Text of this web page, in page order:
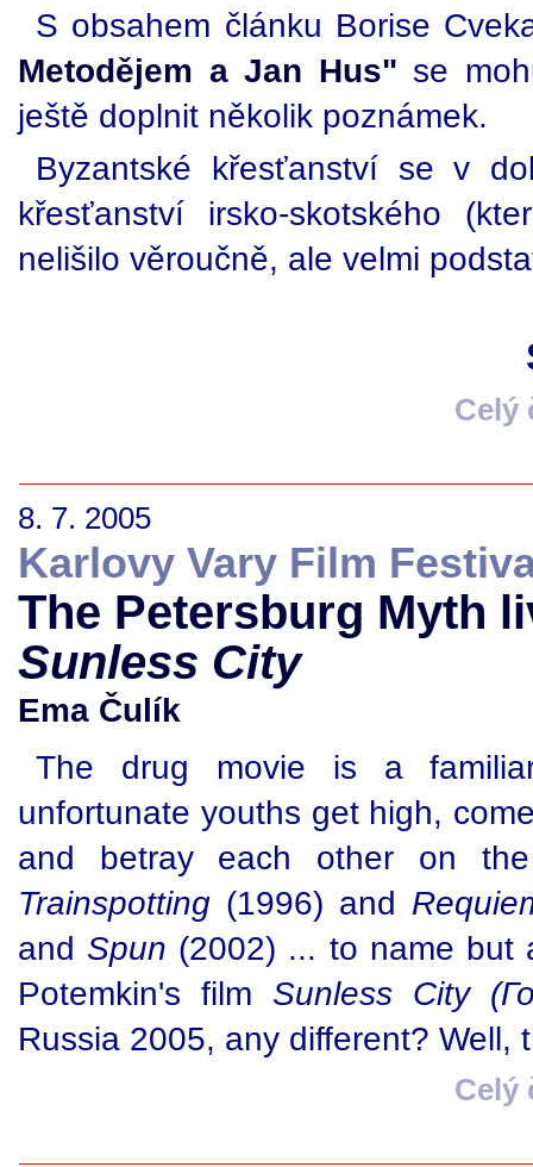
S obsahem článku Borise
Metodějem a Jan Hus" se
ještě doplnit několik poznámek.
Byzantské křesťanství se v
křesťanství irsko-skotského
nelišilo věroučně, ale velmi
Celý
8. 7. 2005
Karlovy Vary Film
The Petersburg Myth
Sunless City
Ema Čulík
The drug movie is a
unfortunate youths get high,
and betray each other on
Trainspotting (1996) and
and Spun (2002) ... to name but
Potemkin's film Sunless City
Russia 2005, any different? Well,
Celý